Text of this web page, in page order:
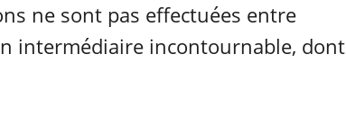
ne sont pas effectuées entre
intermédiaire incontournable, dont